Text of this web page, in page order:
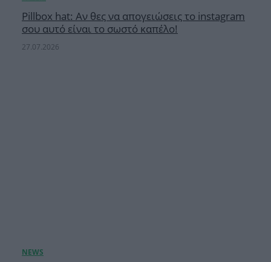
Pillbox hat: Αν θες να απογειώσεις το instagram
σου αυτό είναι το σωστό καπέλο!
27.07.2026